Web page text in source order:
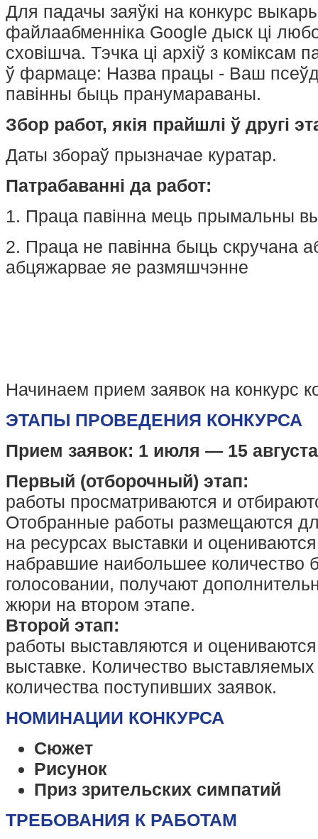
Для падачы заяўкі на конкурс
файлаабменніка Google дыск ці
сховішча. Тэчка ці архіў з коміксам
ў фармаце: Назва працы - Ваш
павінны быць пранумараваны.
Збор работ, якія прайшлі ў другі
Даты збораў прызначае куратар.
Патрабаванні да работ:
1. Праца павінна мець прымальны
2. Праца не павінна быць скручана
абцяжарвае яе размяшчэнне
Начинаем прием заявок на конкурс
ЭТАПЫ ПРОВЕДЕНИЯ КОНКУРСА
Прием заявок: 1 июля — 15
Первый (отборочный) этап:
работы просматриваются и
Отобранные работы размещаются
на ресурсах выставки и
набравшие наибольшее количество
голосовании, получают
жюри на втором этапе.
Второй этап:
работы выставляются и
выставке. Количество выставляемых
количества поступивших заявок.
НОМИНАЦИИ КОНКУРСА
Сюжет
Рисунок
Приз зрительских симпатий
ТРЕБОВАНИЯ К РАБОТАМ